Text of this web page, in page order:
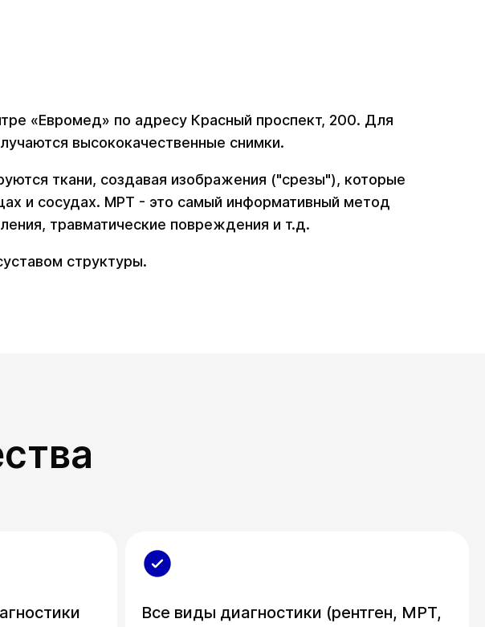
«Евромед» по адресу Красный проспект, 200. Для
высококачественные снимки.
ткани, создавая изображения ("срезы"), которые
и сосудах. МРТ - это самый информативный метод
травматические повреждения и т.д.
структуры.
Все виды диагностики (рентген, МРТ,